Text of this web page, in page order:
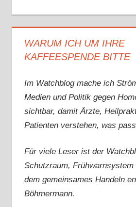
WARUM ICH UM IHRE
KAFFEESPENDE BITTE
Im Watchblog mache ich
Medien und Politik gegen
sichtbar, damit Ärzte,
Patienten verstehen, was
Für viele Leser ist der
Schutzraum, Frühwarnsystem
dem gemeinsames Handeln
Böhmermann.